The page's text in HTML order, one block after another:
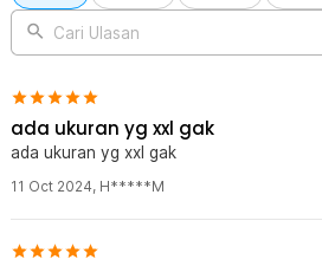
Cari Ulasan
ada ukuran yg xxl gak
ada ukuran yg xxl gak
11 Oct 2024, H*****M